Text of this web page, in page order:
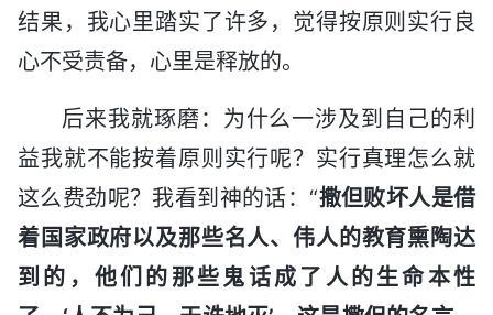
结果，我心里踏实了许多，觉得按原则实行良
心不受责备，心里是释放的。
后来我就琢磨：为什么一涉及到自己的利
益我就不能按着原则实行呢？实行真理怎么就
这么费劲呢？我看到神的话：“撒但败坏人是借
着国家政府以及那些名人、伟人的教育熏陶达
到的，他们的那些鬼话成了人的生命本性